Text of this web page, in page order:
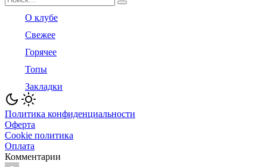
for:
О клубе
Свежее
Горячее
Топы
Закладки
Политика конфиденциальности
Оферта
Cookie политика
Оплата
Комментарии